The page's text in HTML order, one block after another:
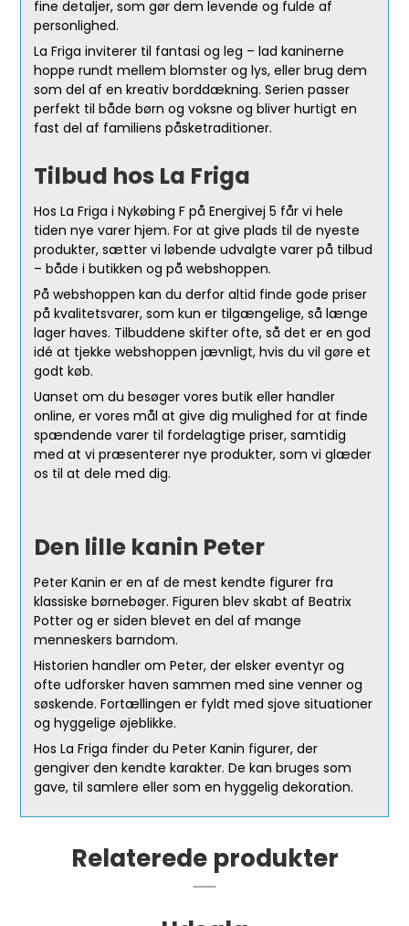
fine detaljer, som gør dem levende og fulde af
personlighed.
La Friga inviterer til fantasi og leg – lad kaninerne
hoppe rundt mellem blomster og lys, eller brug dem
som del af en kreativ borddækning. Serien passer
perfekt til både børn og voksne og bliver hurtigt en
fast del af familiens påsketraditioner.
Tilbud hos La Friga
Hos La Friga i Nykøbing F på Energivej 5 får vi hele
tiden nye varer hjem. For at give plads til de nyeste
produkter, sætter vi løbende udvalgte varer på tilbud
– både i butikken og på webshoppen.
På webshoppen kan du derfor altid finde gode priser
på kvalitetsvarer, som kun er tilgængelige, så længe
lager haves. Tilbuddene skifter ofte, så det er en god
idé at tjekke webshoppen jævnligt, hvis du vil gøre et
godt køb.
Uanset om du besøger vores butik eller handler
online, er vores mål at give dig mulighed for at finde
spændende varer til fordelagtige priser, samtidig
med at vi præsenterer nye produkter, som vi glæder
os til at dele med dig.
Den lille kanin Peter
Peter Kanin er en af de mest kendte figurer fra
klassiske børnebøger. Figuren blev skabt af Beatrix
Potter og er siden blevet en del af mange
menneskers barndom.
Historien handler om Peter, der elsker eventyr og
ofte udforsker haven sammen med sine venner og
søskende. Fortællingen er fyldt med sjove situationer
og hyggelige øjeblikke.
Hos La Friga finder du Peter Kanin figurer, der
gengiver den kendte karakter. De kan bruges som
gave, til samlere eller som en hyggelig dekoration.
Relaterede produkter